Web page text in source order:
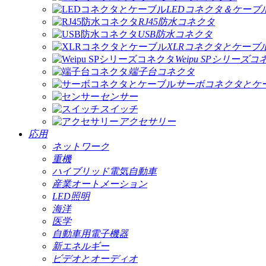
LEDコネクタ＆ケーブ
RJ45防水コネクタ
USB防水コネクタ
XLRコネクタとケーブ
Weipu SPシリーズコ
端子台コネクタ
サーボコネクタとケ
センサー
スイッチ
アクセサリー
応用
ネットワーク
重機
ハイブリッド電気自動車
産業オートメーション
LED照明
海洋
医学
自動車用電子機器
新エネルギー
ビデオとオーディオ